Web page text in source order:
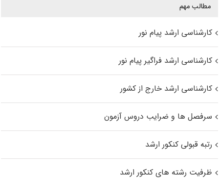
مطالب مهم
کارشناسی ارشد پیام نور
کارشناسی ارشد فراگیر پیام نور
کارشناسی ارشد خارج از کشور
سرفصل ها و ضرایب دروس آزمون
رتبه قبولی کنکور ارشد
ظرفیت رشته های کنکور ارشد